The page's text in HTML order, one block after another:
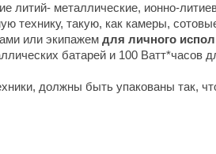
литий- металлические, ионно-
технику, такую, как камеры,
или экипажем для личного
батарей и 100 Ватт*часов
должны быть упакованы так,